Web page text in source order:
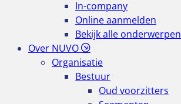
In-company
Online aanmelden
Bekijk alle onderwerpen
Over NUVO
Organisatie
Bestuur
Oud voorzitters